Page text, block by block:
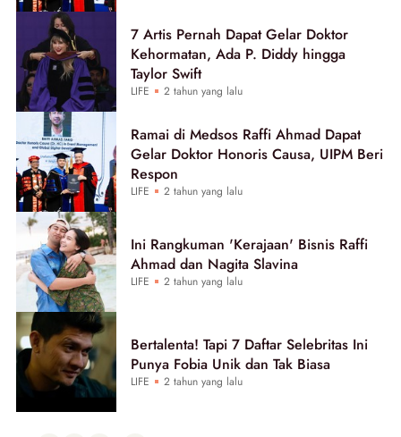
7 Artis Pernah Dapat Gelar Doktor
Kehormatan, Ada P. Diddy hingga
Taylor Swift
LIFE 2 tahun yang lalu
Ramai di Medsos Raffi Ahmad Dapat
Gelar Doktor Honoris Causa, UIPM Beri
Respon
LIFE 2 tahun yang lalu
Ini Rangkuman 'Kerajaan' Bisnis Raffi
Ahmad dan Nagita Slavina
LIFE 2 tahun yang lalu
Bertalenta! Tapi 7 Daftar Selebritas Ini
Punya Fobia Unik dan Tak Biasa
LIFE 2 tahun yang lalu